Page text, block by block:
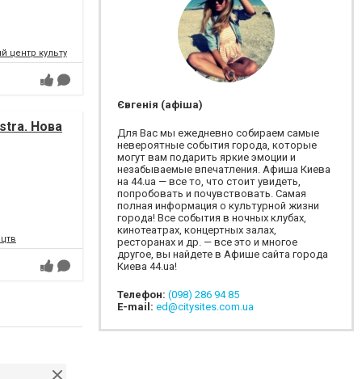
культури і мистецтв Федерації профспілок України
Нова
Євгенія (афіша)
Для Вас мы ежедневно собираем самые
невероятные события города, которые
могут вам подарить яркие эмоции и
незабываемые впечатления. Афиша Киева
на 44.ua — все то, что стоит увидеть,
попробовать и почувствовать. Самая
полная информация о культурной жизни
города! Все события в ночных клубах,
кинотеатрах, концертных залах,
ресторанах и др. — все это и многое
другое, вы найдете в Афише сайта города
Киева 44.ua!
Телефон: (098) 286 94 85
E-mail: ed@citysites.com.ua